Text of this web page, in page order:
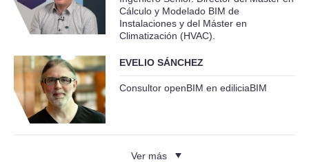
Cálculo y Modelado BIM de
Instalaciones y del Máster en
Climatización (HVAC).
EVELIO SÁNCHEZ
Consultor openBIM en ediliciaBIM
Ver más